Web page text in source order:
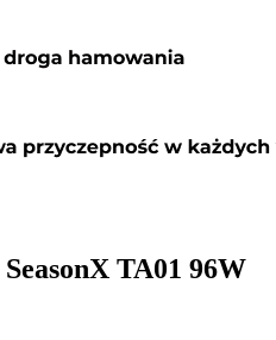
TA01 96W